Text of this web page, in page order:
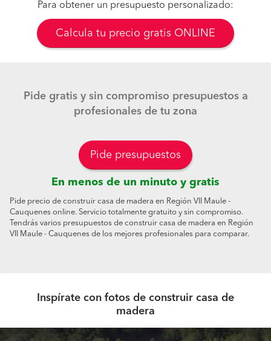
Para obtener un presupuesto personalizado:
Calcula tu precio gratis ONLINE
Pide gratis y sin compromiso presupuestos a
profesionales de tu zona
Pide presupuestos
En menos de un minuto y gratis
Pide precio de construir casa de madera en Región VII Maule -
Cauquenes online. Servicio totalmente gratuito y sin compromiso.
Tendrás varios presupuestos de construir casa de madera en Región
VII Maule - Cauquenes de los mejores profesionales para comparar.
Inspírate con fotos de construir casa de
madera